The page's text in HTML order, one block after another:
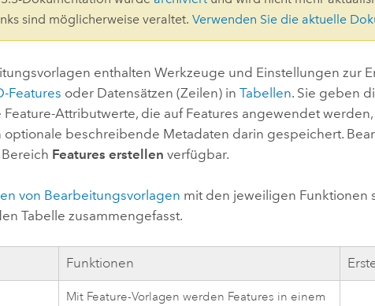
Alle Storys
sind möglicherweise veraltet.Verwenden Sie die aktuelle
enthalten Werkzeuge und Einstellungen zur
Features oder Datensätzen (Zeilen) inTabellen. Sie geben
Feature-Attributwerte, die auf Features angewendet werden,
optionale beschreibende Metadaten darin gespeichert.
Features erstellen verfügbar.
von Bearbeitungsvorlagen mit den jeweiligen Funktionen
Tabelle zusammengefasst.
Funktionen
Mit Feature-Vorlagen werden Features in einem